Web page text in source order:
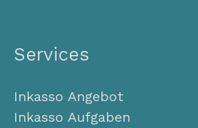
Services
Inkasso Angebot
Inkasso Aufgaben